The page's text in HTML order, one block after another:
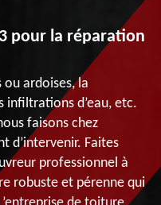
pour la réparation
ardoises, la
infiltrations d’eau, etc.
faisons chez
d’intervenir. Faites
professionnel à
robuste et pérenne qui